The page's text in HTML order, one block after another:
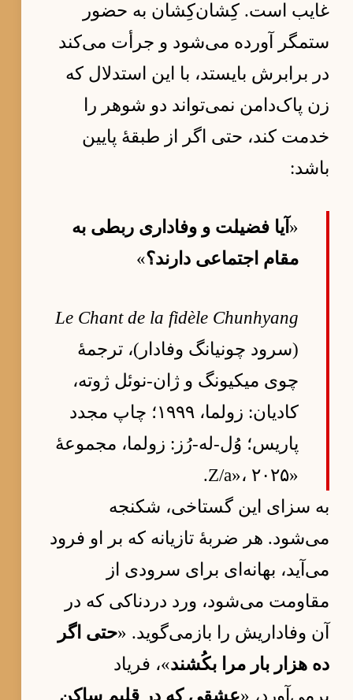
غایب است. کِشان‌کِشان به حضور
ستمگر آورده می‌شود و جرأت می‌کند
در برابرش بایستد، با این استدلال که
زن پاک‌دامن نمی‌تواند دو شوهر را
خدمت کند، حتی اگر از طبقهٔ پایین
باشد:
« آیا فضیلت و وفاداری ربطی به
مقام اجتماعی دارند؟»
Le Chant de la fidèle Chunhyang
(سرود چونیانگ وفادار)، ترجمهٔ
چوی میکیونگ و ژان-نوئل ژوته،
کادیان: زولما، ۱۹۹۹؛ چاپ مجدد
پاریس؛ وُل-له-رُز: زولما، مجموعهٔ
«Z/a»، ۲۰۲۵.
به سزای این گستاخی، شکنجه
می‌شود. هر ضربهٔ تازیانه که بر او فرود
می‌آید، بهانه‌ای برای سرودی از
مقاومت می‌شود، ورد دردناکی که در
آن وفاداریش را بازمی‌گوید. «حتی اگر
ده هزار بار مرا بکُشند»، فریاد
برمی‌آورد، «عشقی که در قلبم ساکن